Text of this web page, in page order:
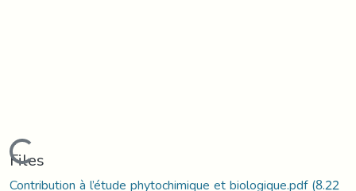
Loading...
Files
Contribution à l’étude phytochimique et biologique.pdf(8.22